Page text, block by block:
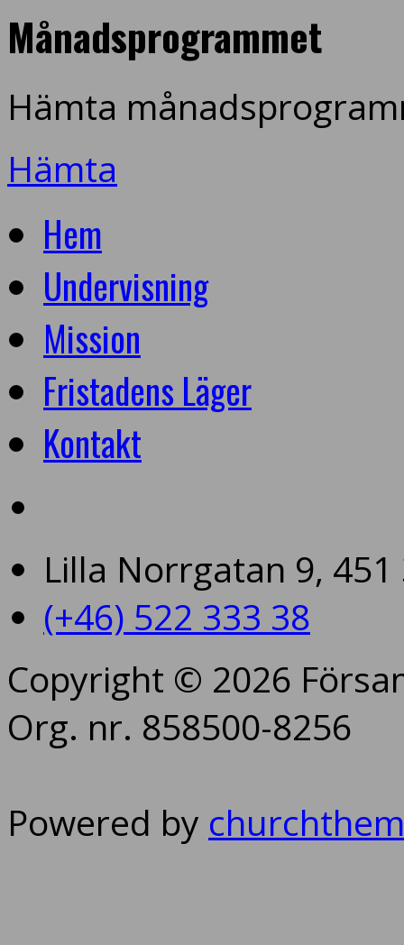
Månadsprogrammet
Hämta
Hämta
Hem
Undervisning
Mission
Fristadens Läger
Kontakt
Lilla Norrgatan 9, 451
(+46) 522 333 38
Copyright © 2026
Org. nr. 858500-8256
Powered by